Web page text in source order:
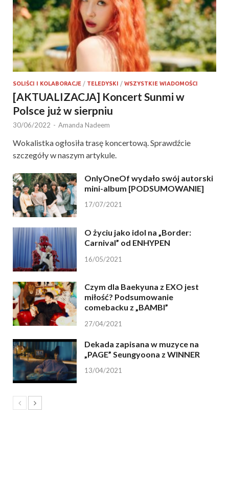
SOLIŚCI I KOLABORACJE / TELEDYSKI / WSZYSTKIE WIADOMOŚCI
[AKTUALIZACJA] Koncert Sunmi w
Polsce już w sierpniu
30/06/2022 - Amanda Nadeem
Wokalistka ogłosiła trasę koncertową. Sprawdźcie
szczegóły w naszym artykule.
OnlyOneOf wydało swój autorski
mini-album [PODSUMOWANIE]
17/07/2021
O życiu jako idol na „Border:
Carnival” od ENHYPEN
16/05/2021
Czym dla Baekyuna z EXO jest
miłość? Podsumowanie
comebacku z „BAMBI”
27/04/2021
Dekada zapisana w muzyce na
„PAGE” Seungyoona z WINNER
13/04/2021